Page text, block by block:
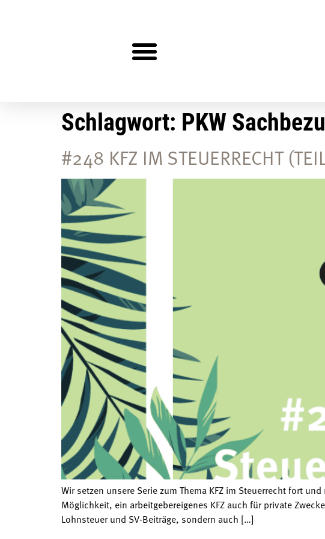
Schlagwort: PKW
#248 KFZ IM STEUERRECHT
Wir setzen unsere Serie zum Thema KFZ im Steuerrecht fort
Möglichkeit, ein arbeitgebereigenes KFZ auch für private
Lohnsteuer und SV-Beiträge, sondern auch […]